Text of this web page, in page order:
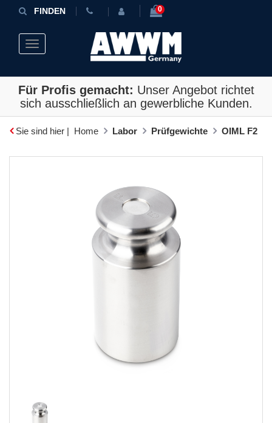
FINDEN 0
Toggle navigation
Für Profis gemacht: Unser Angebot richtet
sich ausschließlich an gewerbliche Kunden.
Sie sind hier | Home Labor Prüfgewichte OIML F2